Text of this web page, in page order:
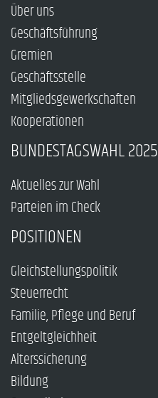
Über uns
Geschäftsführung
Gremien
Geschäftsstelle
Mitgliedsgewerkschaften
Kooperationen
BUNDESTAGSWAHL 2025
Aktuelles zur Wahl
Parteien im Check
POSITIONEN
Gleichstellungspolitik
Steuerrecht
Familie, Pflege und Beruf
Entgeltgleichheit
Alterssicherung
Bildung